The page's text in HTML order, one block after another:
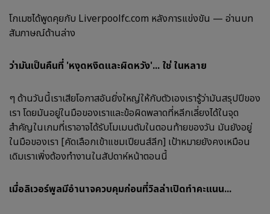
โกเมซได้พูดคุยกับ Liverpoolfc.com หลังการแข่งขัน — อ่านบท
สัมภาษณ์ด้านล่าง
ว่ามันเป็นคืนที่ 'หงุดหงิดและผิดหวัง'... ใช่ ในหลาย
ๆ ด้านวันนี้เราเสียโอกาสอันยิ่งใหญ่ให้กับตัวเองเรารู้ว่ามันสรุปปีของ
เรา โดยมันอยู่ในมือของเราและข้อผิดพลาดที่หลีกเลี่ยงได้ในจุด
สำคัญในเกมที่เราอาจได้รับโมเมนตัมในตอนท้ายของวัน มันยังอยู่
ในมือของเรา [คัดเลือกเข้าแชมเปียนส์ลีก] เป้าหมายยังคงเหมือน
เดิมเราเพิ่งต้องทำงานในสัปดาห์หน้าตอนนี้
เมื่อลิเวอร์พูลมีอำนาจควบคุมก่อนที่วิลล่าเปิดทำคะแนน...